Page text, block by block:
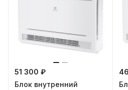
51 300 ₽
Блок внутренний